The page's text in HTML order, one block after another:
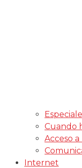
Cuando
Acceso
Internet